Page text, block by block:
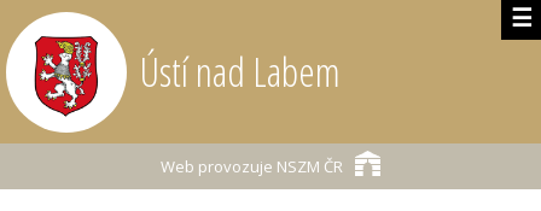
☰
Ústí nad Labem
Web provozuje NSZM ČR